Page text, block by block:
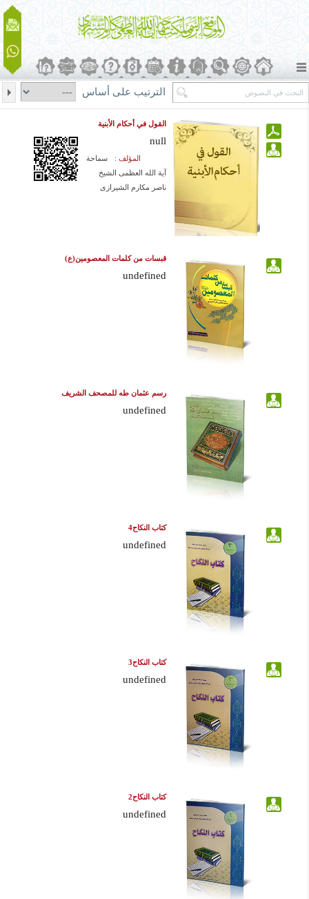
الترتيب على أساس
القول في أحكام الأبنية
null
المؤلف :
سماحة
آیة الله العظمی الشيخ
ناصر مكارم الشيرازی
قبسات من كلمات المعصومين(ع)
undefined
رسم عثمان طه للمصحف الشريف
undefined
كتاب النكاح4
undefined
كتاب النكاح3
undefined
كتاب النكاح2
undefined